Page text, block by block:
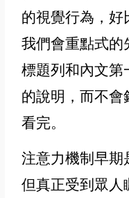
的視覺行為 ，
我們會重點式的
標題列和內文第
的說明，而不會
看完。
注意力機制早期
但真正受到眾人